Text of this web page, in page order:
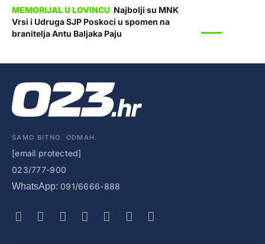
Najbolji su MNK
Vrsi i Udruga SJP Poskoci u spomen na
branitelja Antu Baljaka Paju
SAMO BITNO. ODMAH.
[email protected]
023/777-900
WhatsApp: 091/6666-888